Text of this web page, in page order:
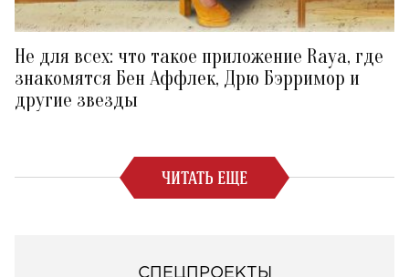
Не для всех: что такое приложение Raya, где
знакомятся Бен Аффлек, Дрю Бэрримор и
другие звезды
ЧИТАТЬ ЕЩЕ
СПЕЦПРОЕКТЫ